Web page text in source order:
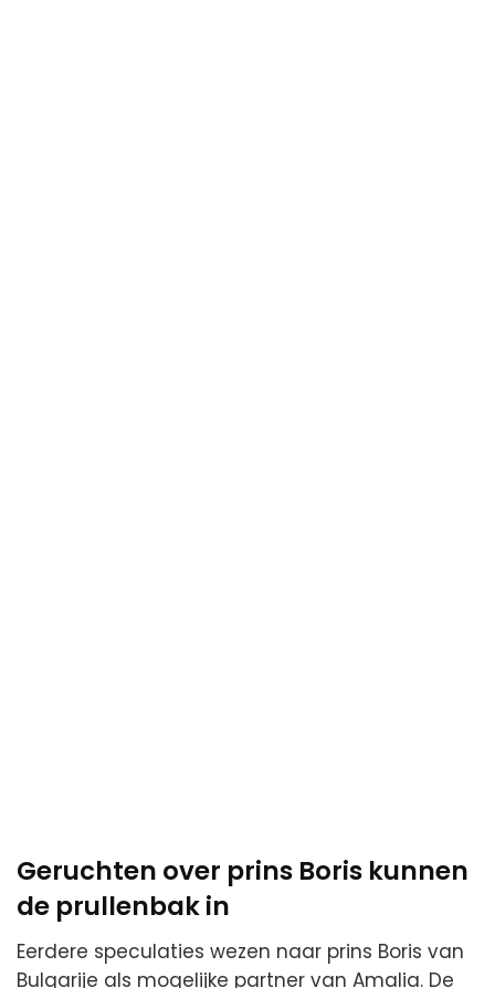
Geruchten over prins Boris kunnen
de prullenbak in
Eerdere speculaties wezen naar prins Boris van
Bulgarije als mogelijke partner van Amalia. De